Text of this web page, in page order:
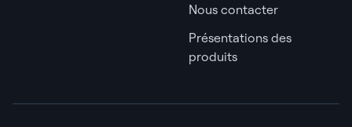
Nous contacter
Présentations des
produits